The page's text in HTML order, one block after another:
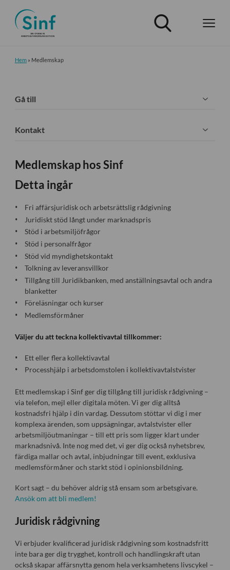
Hem» Medlemskap
Gå till
Kontakt
Medlemskap hos Sinf
Detta ingår
Fri affärsjuridisk och arbetsrättslig rådgivning
Juridiskt stöd långt under marknadspris
Stöd i arbetsmiljöfrågor
Stöd i personalfrågor
Stöd vid myndighetskontakt
Tolkning av leveransvillkor
Tillgång till Juridikbanken, med anställningsavtal och andra
blanketter
Föreläsningar och kurser
Medlemsförmåner
Väljer du att teckna kollektivavtal tillkommer:
Ett eller flera kollektivavtal
Processhjälp i arbetsdomstolen i kollektivavtalstvister
Ett medlemskap i Sinf ger dig tillgång till juridisk rådgivning –
via telefon, mejl eller digitala möten. Vi ger dig alltså
kostnadsfri hjälp i din vardag. Dessutom stöttar vi dig i mer
komplexa ärenden, som uppsägningar, avtalstvister eller
arbetsmiljöutmaningar – till ett pris som ligger klart under
marknadsnivå. Inte nog med det, vi ger dig också nyhetsbrev,
färdiga mallar och avtal, inbjudningar till event, exklusiva
medlemsförmåner och starkt stöd i opinionsbildning.
Kort sagt – du behöver aldrig stå ensam som arbetsgivare.
Ansök om att bli medlem!
Juridisk rådgivning
Vi erbjuder kvalificerad juridisk rådgivning som kostnadsfritt
inte bara ger dig trygghet, kontroll och handlingskraft utan
också skapar affärsnytta genom hela verksamhetens livscykel –